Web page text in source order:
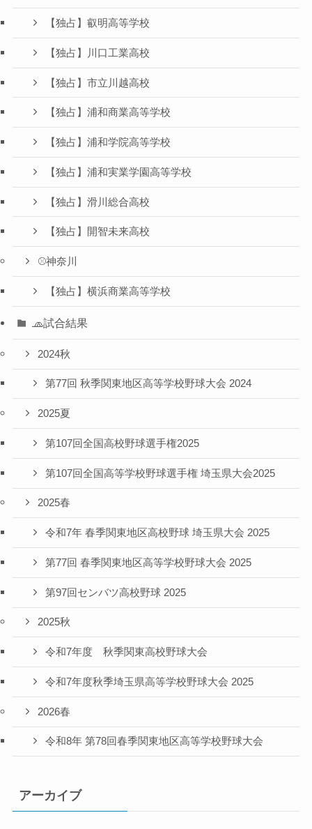
【独占】叡明高等学校
【独占】川口工業高校
【独占】市立川越高校
【独占】浦和商業高等学校
【独占】浦和学院高等学校
【独占】浦和実業学園高等学校
【独占】滑川総合高校
【独占】開智未来高校
⚾️神奈川
【独占】横浜商業高等学校
🧢試合結果
2024秋
第77回 秋季関東地区高等学校野球大会 2024
2025夏
第107回全国高校野球選手権2025
第107回全国高等学校野球選手権 埼玉県大会2025
2025春
令和7年 春季関東地区高校野球 埼玉県大会 2025
第77回 春季関東地区高等学校野球大会 2025
第97回センバツ高校野球 2025
2025秋
令和7年度 秋季関東高校野球大会
令和7年度秋季埼玉県高等学校野球大会 2025
2026春
令和8年 第78回春季関東地区高等学校野球大会
アーカイブ